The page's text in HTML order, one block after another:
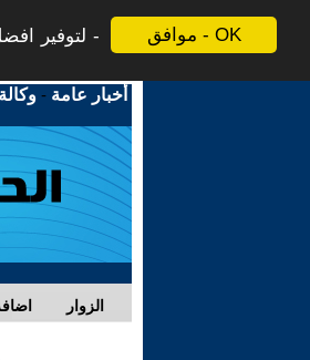
موافق - OK
لتوفير
أخبار عامة -
الزوار